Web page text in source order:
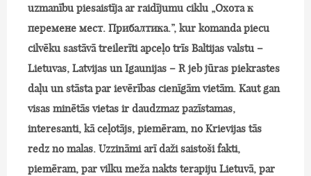
uzmanību piesaistīja ar raidījumu ciklu „Охота к
перемене мест. Прибалтика.”, kur komanda piecu
cilvēku sastāvā treilerīti apceļo trīs Baltijas valstu –
Lietuvas, Latvijas un Igaunijas – R jeb jūras piekrastes
daļu un stāsta par ievērības cienīgām vietām. Kaut gan
visas minētās vietas ir daudzmaz pazīstamas,
interesanti, kā ceļotājs, piemēram, no Krievijas tās
redz no malas. Uzzināmi arī daži saistoši fakti,
piemēram, par vilku meža nakts terapiju Lietuvā, par